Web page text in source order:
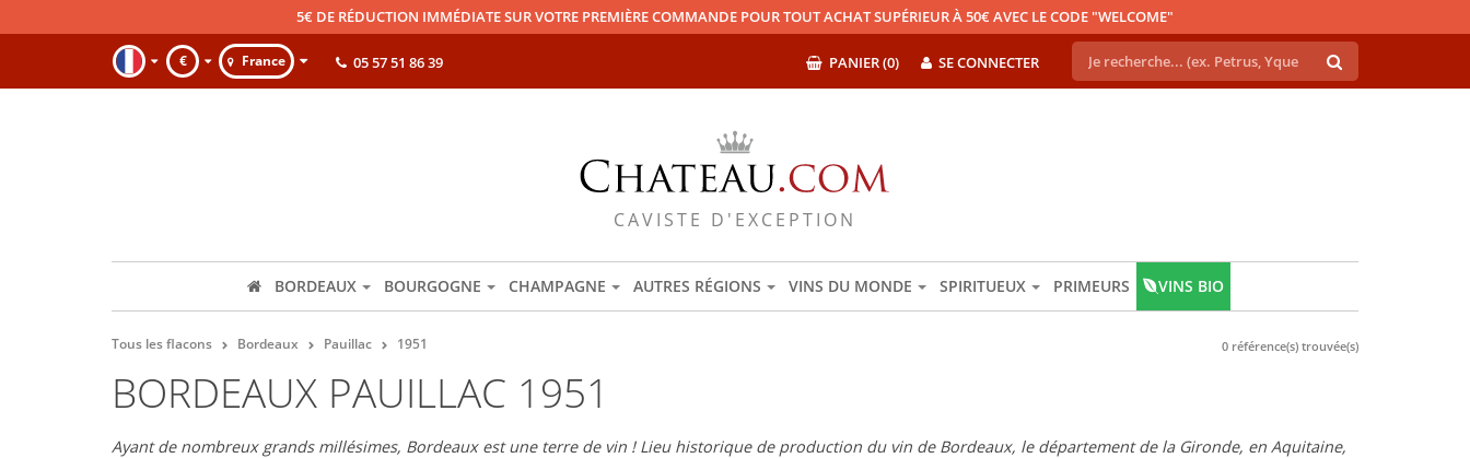
5€ DE RÉDUCTION IMMÉDIATE SUR VOTRE PREMIÈRE COMMANDE POUR TOUT ACHAT SUPÉRIEUR À 50€ AVEC LE CODE "WELCOME"
€ France SE CONNECTER
PANIER (0)
05 57 51 86 39
CAVISTE D'EXCEPTION
BORDEAUX BOURGOGNE CHAMPAGNE AUTRES RÉGIONS VINS DU MONDE SPIRITUEUX PRIMEURS VINS BIO
Tous les flacons Bordeaux Pauillac 1951 0 référence(s) trouvée(s)
BORDEAUX PAUILLAC 1951
Ayant de nombreux grands millésimes, Bordeaux est une terre de vin ! Lieu historique de production du vin de Bordeaux, le département de la Gironde, en Aquitaine,